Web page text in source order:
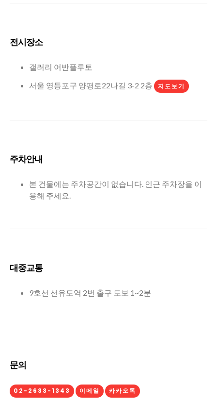
전시장소
갤러리 어반플루토
서울 영등포구 양평로22나길 3-2 2층
지도보기
주차안내
본 건물에는 주차공간이 없습니다. 인근 주차장을 이
용해 주세요.
대중교통
9호선 선유도역 2번 출구 도보 1~2분
문의
02-2633-1343 이메일 카카오톡